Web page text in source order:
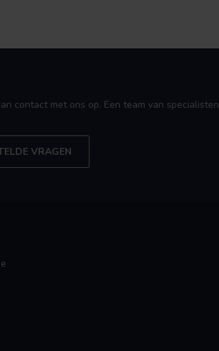
contact met ons op. Een team van
VRAGEN